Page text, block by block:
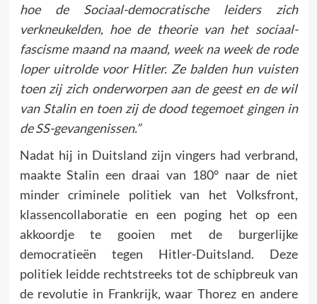
hoe de Sociaal-democratische leiders zich
verkneukelden, hoe de theorie van het sociaal-
fascisme maand na maand, week na week de rode
loper uitrolde voor Hitler. Ze balden hun vuisten
toen zij zich onderworpen aan de geest en de wil
van Stalin en toen zij de dood tegemoet gingen in
de SS-gevangenissen.”
Nadat hij in Duitsland zijn vingers had verbrand,
maakte Stalin een draai van 180° naar de niet
minder criminele politiek van het Volksfront,
klassencollaboratie en een poging het op een
akkoordje te gooien met de burgerlijke
democratieën tegen Hitler-Duitsland. Deze
politiek leidde rechtstreeks tot de schipbreuk van
de revolutie in Frankrijk, waar Thorez en andere